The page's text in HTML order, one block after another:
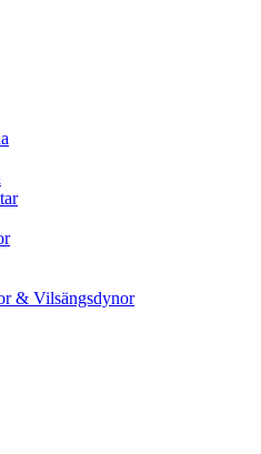
& Vilsängsdynor